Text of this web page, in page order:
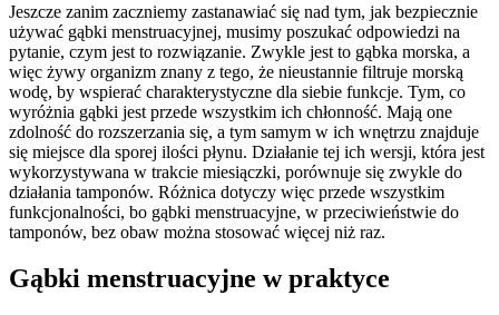
Jeszcze zanim zaczniemy zastanawiać się nad tym, jak bezpiecznie
używać gąbki menstruacyjnej, musimy poszukać odpowiedzi na
pytanie, czym jest to rozwiązanie. Zwykle jest to gąbka morska, a
więc żywy organizm znany z tego, że nieustannie filtruje morską
wodę, by wspierać charakterystyczne dla siebie funkcje. Tym, co
wyróżnia gąbki jest przede wszystkim ich chłonność. Mają one
zdolność do rozszerzania się, a tym samym w ich wnętrzu znajduje
się miejsce dla sporej ilości płynu. Działanie tej ich wersji, która jest
wykorzystywana w trakcie miesiączki, porównuje się zwykle do
działania tamponów. Różnica dotyczy więc przede wszystkim
funkcjonalności, bo gąbki menstruacyjne, w przeciwieństwie do
tamponów, bez obaw można stosować więcej niż raz.
Gąbki menstruacyjne w praktyce